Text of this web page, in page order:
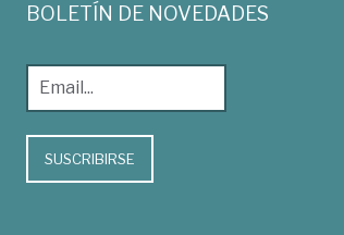
BOLETÍN DE NOVEDADES
SUSCRIBIRSE